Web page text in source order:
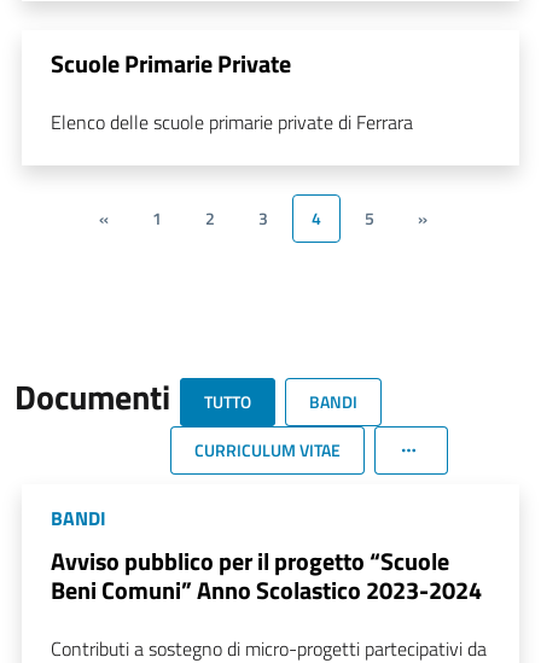
Scuole Primarie Private
Elenco delle scuole primarie private di Ferrara
« 1 2 3 4 5 »
Documenti TUTTO
BANDI
CURRICULUM VITAE
BANDI
Avviso pubblico per il progetto “Scuole
Beni Comuni” Anno Scolastico 2023-2024
Contributi a sostegno di micro-progetti partecipativi da